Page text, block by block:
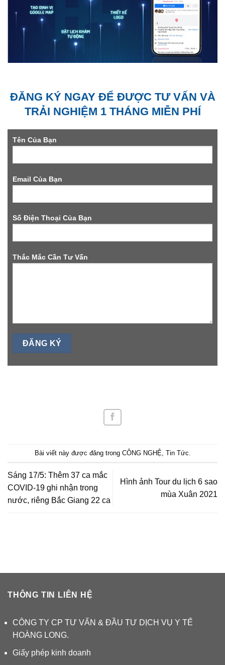
ĐĂNG KÝ NGAY ĐỂ ĐƯỢC TƯ VẤN VÀ
TRẢI NGHIỆM 1 THÁNG MIỄN PHÍ
Tên Của Bạn
Email Của Bạn
Số Điện Thoại Của Bạn
Thắc Mắc Cần Tư Vấn
Bài viết này được đăng trong CÔNG NGHỆ Tin Tức
Sáng 17/5: Thêm 37 ca mắc
COVID-19 ghi nhận trong
nước, riêng Bắc Giang 22 ca
Hình ảnh Tour du lịch 6 sao
mùa Xuân 2021
THÔNG TIN LIÊN HỆ
CÔNG TY CP TƯ VẤN & ĐẦU TƯ DỊCH VỤ Y TẾ
HOÀNG LONG.
Giấy phép kinh doanh